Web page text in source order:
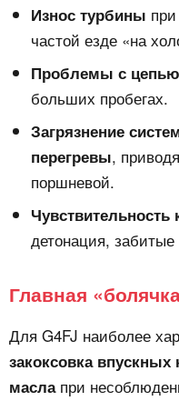
Износ турбины
частой езде «на
Проблемы с
больших пробегах.
Загрязнение
перегревы,
поршневой.
Чувствительность
детонация,
Главная
Для G4FJ наиболее
закоксовка впускных
маслапри